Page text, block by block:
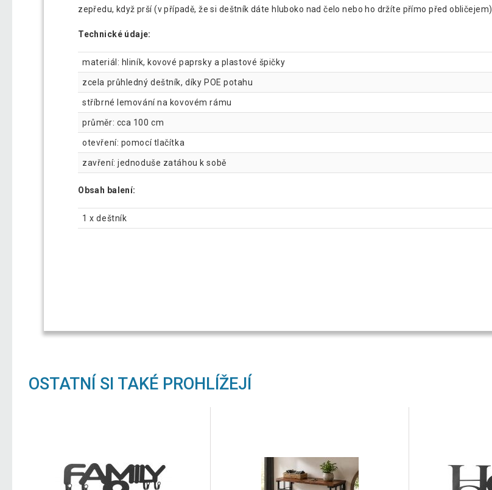
zepředu, když prší (v případě, že si deštník dáte hluboko nad čelo nebo ho držíte přímo před obličejem).
Technické údaje:
materiál: hliník, kovové paprsky a plastové špičky
zcela průhledný deštník, díky POE potahu
stříbrné lemování na kovovém rámu
průměr: cca 100 cm
otevření: pomocí tlačítka
zavření: jednoduše zatáhou k sobě
Obsah balení:
1 x deštník
OSTATNÍ SI TAKÉ PROHLÍŽEJÍ